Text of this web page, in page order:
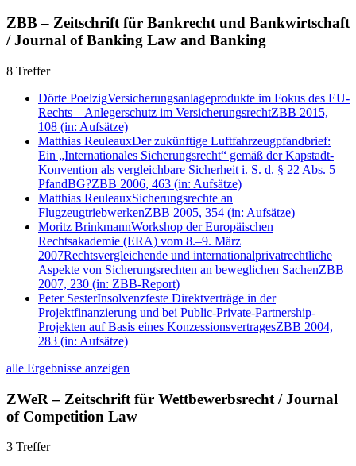
ZBB – Zeitschrift für Bankrecht und Bankwirtschaft
/ Journal of Banking Law and Banking
8 Treffer
Dörte PoelzigVersicherungsanlageprodukte im Fokus des EU-
Rechts – Anlegerschutz im VersicherungsrechtZBB 2015,
108 (in: Aufsätze)
Matthias ReuleauxDer zukünftige Luftfahrzeugpfandbrief:
Ein „Internationales Sicherungsrecht“ gemäß der Kapstadt-
Konvention als vergleichbare Sicherheit i. S. d. § 22 Abs. 5
PfandBG?ZBB 2006, 463 (in: Aufsätze)
Matthias ReuleauxSicherungsrechte an
FlugzeugtriebwerkenZBB 2005, 354 (in: Aufsätze)
Moritz BrinkmannWorkshop der Europäischen
Rechtsakademie (ERA) vom 8.–9. März
2007Rechtsvergleichende und internationalprivatrechtliche
Aspekte von Sicherungsrechten an beweglichen SachenZBB
2007, 230 (in: ZBB-Report)
Peter SesterInsolvenzfeste Direktverträge in der
Projektfinanzierung und bei Public-Private-Partnership-
Projekten auf Basis eines KonzessionsvertragesZBB 2004,
283 (in: Aufsätze)
alle Ergebnisse anzeigen
ZWeR – Zeitschrift für Wettbewerbsrecht / Journal
of Competition Law
3 Treffer